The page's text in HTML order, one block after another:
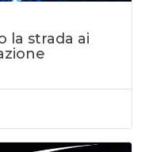
la strada ai